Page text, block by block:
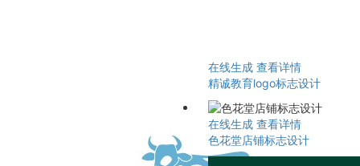
在线生成 查看详情
精诚教育logo标志设计
在线生成 查看详情
色花堂店铺标志设计